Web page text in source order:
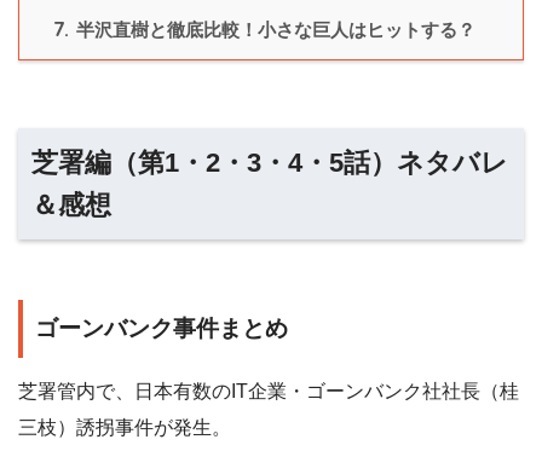
7. 半沢直樹と徹底比較！小さな巨人はヒットする？
芝署編（第1・2・3・4・5話）ネタバレ
＆感想
ゴーンバンク事件まとめ
芝署管内で、日本有数のIT企業・ゴーンバンク社社長（桂
三枝）誘拐事件が発生。